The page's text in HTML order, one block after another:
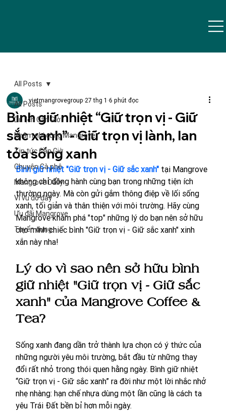
All Posts
Du lịch Cần Giờ
Nhâm nhi cùng Mangrove
Tin tức Cần Giờ
Chuyện Cà phê
Mangrove Daily
Vi vu đó đây
Ưu đãi Mangrove
Tuyển dụng
All Posts
Bình giữ nhiệt “Giữ trọn vị - Giữ
sắc xanh” - Giữ trọn vị lành, lan
tỏa sống xanh
vietmangrovegroup 27 thg 1 6 phút đọc
Bình giữ nhiệt "Giữ trọn vị - Giữ sắc xanh" tại Mangrove
không chỉ đồng hành cùng bạn trong những tiện ích
thường ngày. Mà còn gửi gắm thông điệp về lối sống
xanh, tối giản và thân thiện với môi trường. Hãy cùng
Mangrove khám phá "top" những lý do bạn nên sở hữu
cho mình chiếc bình "Giữ trọn vị - Giữ sắc xanh" xinh
xắn này nha!
Lý do vì sao nên sở hữu bình
giữ nhiệt "Giữ trọn vị - Giữ sắc
xanh" của Mangrove Coffee &
Tea?
Sống xanh đang dần trở thành lựa chọn có ý thức của
những người yêu môi trường, bắt đầu từ những thay
đổi rất nhỏ trong thói quen hằng ngày. Bình giữ nhiệt
“Giữ trọn vị - Giữ sắc xanh” ra đời như một lời nhắc nhở
nhẹ nhàng: hạn chế nhựa dùng một lần cũng là cách ta
yêu Trái Đất bền bỉ hơn mỗi ngày.